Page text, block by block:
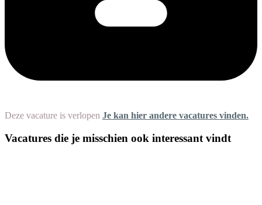
Deze vacature is verlopen Je kan hier andere vacatures vinden.
Vacatures die je misschien ook interessant vindt